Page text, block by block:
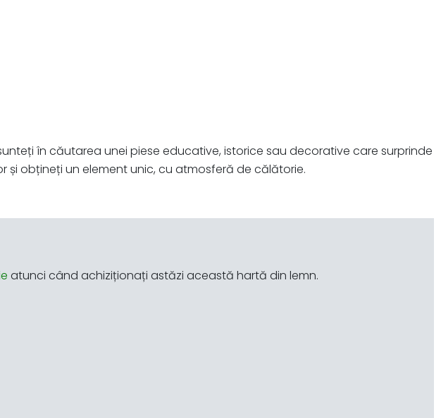
în căutarea unei piese educative, istorice sau decorative care surprinde
obțineți un element unic, cu atmosferă de călătorie.
atunci când achiziționați astăzi această hartă din lemn.